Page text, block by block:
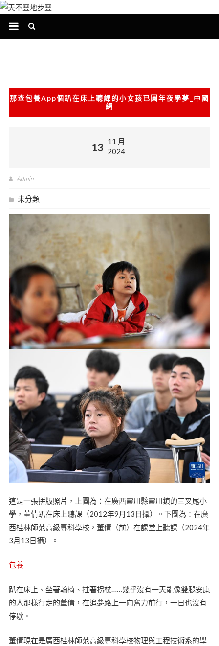
跳
那查包養app個趴在床上聽課的小女孩已圓年夜學夢_中國
網
13 11 月
2024
Admin
未分類
這是一張拼版照片，上圖為：在廣西靈川縣靈川鎮的三叉尾小
學，董倩趴在床上聽課（2012年9月13日攝）。下圖為：在廣
西桂林師范高級專科學校，董倩（前）在課堂上聽課（2024年
3月13日攝）。
包養
趴在床上、坐著輪椅、拄著拐杖……幾乎沒有一天能像雙腿安康
的人那樣行走的董倩，在追夢路上一向奮力前行，一日也沒有
停歇。
董倩現在是廣西桂林師范高級專科學校物理與工程技術系的學